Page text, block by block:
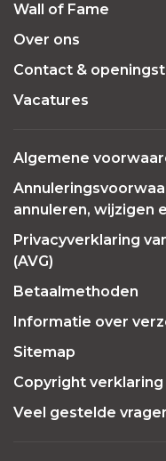
Wall of Fame
Over ons
Contact &
Vacatures
Algemene
annuleren, wijzigen
Privacyverklaring
(AVG)
Betaalmethoden
Informatie over
Sitemap
Copyright verklaring
Veel gestelde